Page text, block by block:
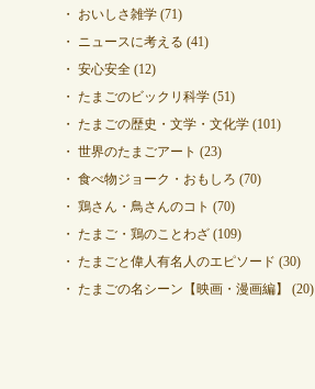
おいしさ雑学(71)
ニュースに考える (41)
安心安全(12)
たまごのビックリ科学(51)
たまごの歴史・文学・文化学(101)
世界のたまごアート (23)
食べ物ジョーク・おもしろ (70)
鶏さん・鳥さんのコト (70)
たまご・鶏のことわざ(109)
たまごと偉人有名人のエピソード (30)
たまごの名シーン【映画・漫画編】
(20)